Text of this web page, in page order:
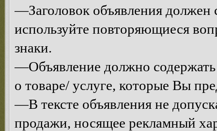
—Заголовок объявления должен
используйте повторяющиеся
знаки.
—Объявление должно
о товаре/ услуге, которые Вы
—В тексте объявления не
продажи, носящее рекламный